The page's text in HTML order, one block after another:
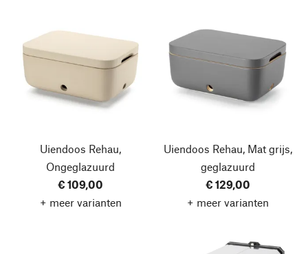
Uiendoos Rehau,
Ongeglazuurd
€ 109,00
+ meer varianten
Uiendoos Rehau, Mat grijs,
geglazuurd
€ 129,00
+ meer varianten